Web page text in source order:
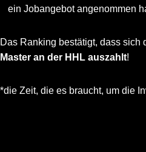
ein Jobangebot angenommen
Das Ranking bestätigt, dass sich
Master an der HHL auszahlt!
*die Zeit, die es braucht, um die